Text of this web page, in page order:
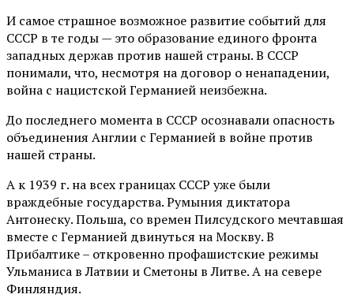
И самое страшное возможное развитие событий для
СССР в те годы — это образование единого фронта
западных держав против нашей страны. В СССР
понимали, что, несмотря на договор о ненападении,
война с нацистской Германией неизбежна.
До последнего момента в СССР осознавали опасность
объединения Англии с Германией в войне против
нашей страны.
А к 1939 г. на всех границах СССР уже были
враждебные государства. Румыния диктатора
Антонеску. Польша, со времен Пилсудского мечтавшая
вместе с Германией двинуться на Москву. В
Прибалтике – откровенно профашистские режимы
Ульманиса в Латвии и Сметоны в Литве. А на севере
Финляндия.